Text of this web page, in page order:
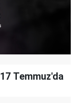
Temmuz'da